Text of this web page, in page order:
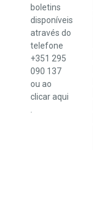
boletins
disponíveis
através do
telefone
+351 295
090 137
ou ao
clicaraqui